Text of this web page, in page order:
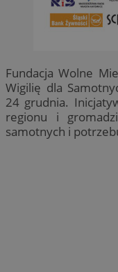
Fundacja Wolne
Wigilię dla
24 grudnia.
regionu i
samotnych i